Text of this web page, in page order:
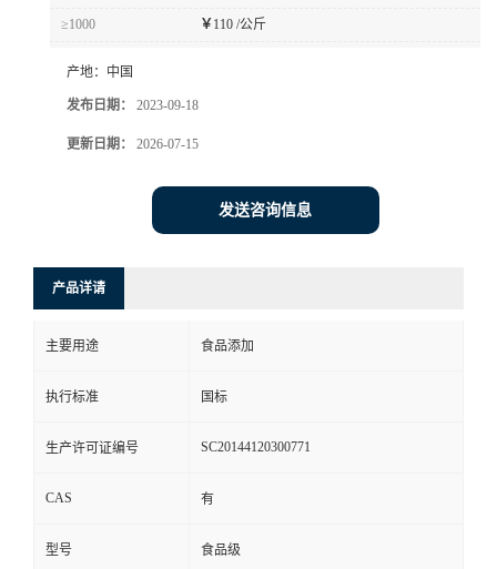
≥1000 ￥ 110 /公斤
产地： 中国
发布日期： 2023-09-18
更新日期： 2026-07-15
发送咨询信息
产品详请
主要用途 食品添加
执行标准 国标
生产许可证编号 SC20144120300771
CAS 有
型号 食品级